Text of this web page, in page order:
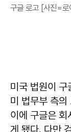
구글 로고 [사진=로
미국 법원이 구
미 법무부 측
이에 구글은
게 됐다. 다만